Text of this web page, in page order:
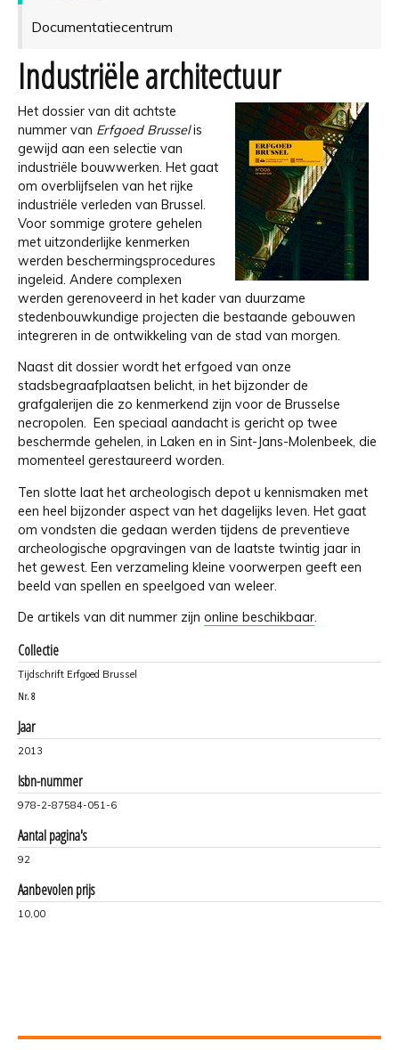
Documentatiecentrum
Industriële architectuur
Het dossier van dit achtste
nummer van Erfgoed Brusselis
gewijd aan een selectie van
industriële bouwwerken. Het gaat
om overblijfselen van het rijke
industriële verleden van Brussel.
Voor sommige grotere gehelen
met uitzonderlijke kenmerken
werden beschermingsprocedures
ingeleid. Andere complexen
werden gerenoveerd in het kader van duurzame
stedenbouwkundige projecten die bestaande gebouwen
integreren in de ontwikkeling van de stad van morgen.
Naast dit dossier wordt het erfgoed van onze
stadsbegraafplaatsen belicht, in het bijzonder de
grafgalerijen die zo kenmerkend zijn voor de Brusselse
necropolen. Een speciaal aandacht is gericht op twee
beschermde gehelen, in Laken en in Sint-Jans-Molenbeek, die
momenteel gerestaureerd worden.
Ten slotte laat het archeologisch depot u kennismaken met
een heel bijzonder aspect van het dagelijks leven. Het gaat
om vondsten die gedaan werden tijdens de preventieve
archeologische opgravingen van de laatste twintig jaar in
het gewest. Een verzameling kleine voorwerpen geeft een
beeld van spellen en speelgoed van weleer.
De artikels van dit nummer zijn online beschikbaar.
Collectie
Tijdschrift Erfgoed Brussel
Nr. 8
Jaar
2013
Isbn-nummer
978-2-87584-051-6
Aantal pagina's
92
Aanbevolen prijs
10,00